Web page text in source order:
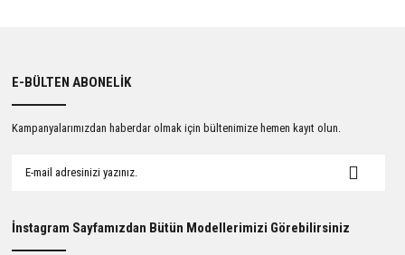
E-BÜLTEN ABONELİK
Kampanyalarımızdan haberdar olmak için bültenimize hemen kayıt olun.
İnstagram Sayfamızdan Bütün Modellerimizi Görebilirsiniz